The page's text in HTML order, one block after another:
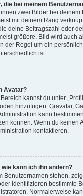
die bei meinem
zwei Bilder bei
mit deinem Rang
deine Beitragszahl oder
größere, Bild wird auch
der Regel um ein
ist.
Avatar?
kannst du unter
hinzufügen: Gravatar,
kann
können. Wenn du keinen
kontaktieren.
kann ich ihn ändern?
Benutzernamen stehen,
identifizieren bestimmte
Normalerweise